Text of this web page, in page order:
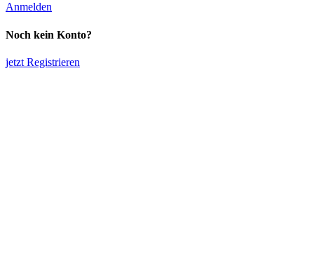
Anmelden
Noch kein Konto?
jetzt Registrieren